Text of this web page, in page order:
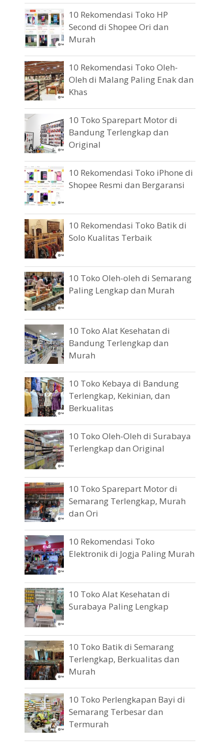
10 Rekomendasi Toko HP
Second di Shopee Ori dan
Murah
10 Rekomendasi Toko Oleh-
Oleh di Malang Paling Enak dan
Khas
10 Toko Sparepart Motor di
Bandung Terlengkap dan
Original
10 Rekomendasi Toko iPhone di
Shopee Resmi dan Bergaransi
10 Rekomendasi Toko Batik di
Solo Kualitas Terbaik
10 Toko Oleh-oleh di Semarang
Paling Lengkap dan Murah
10 Toko Alat Kesehatan di
Bandung Terlengkap dan
Murah
10 Toko Kebaya di Bandung
Terlengkap, Kekinian, dan
Berkualitas
10 Toko Oleh-Oleh di Surabaya
Terlengkap dan Original
10 Toko Sparepart Motor di
Semarang Terlengkap, Murah
dan Ori
10 Rekomendasi Toko
Elektronik di Jogja Paling Murah
10 Toko Alat Kesehatan di
Surabaya Paling Lengkap
10 Toko Batik di Semarang
Terlengkap, Berkualitas dan
Murah
10 Toko Perlengkapan Bayi di
Semarang Terbesar dan
Termurah